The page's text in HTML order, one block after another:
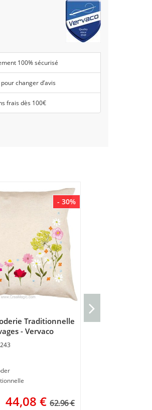
100% sécurisé
changer d’avis
frais dès 100€
- 30%
Traditionnelle
- Vervaco
44,08 € 62.96 €